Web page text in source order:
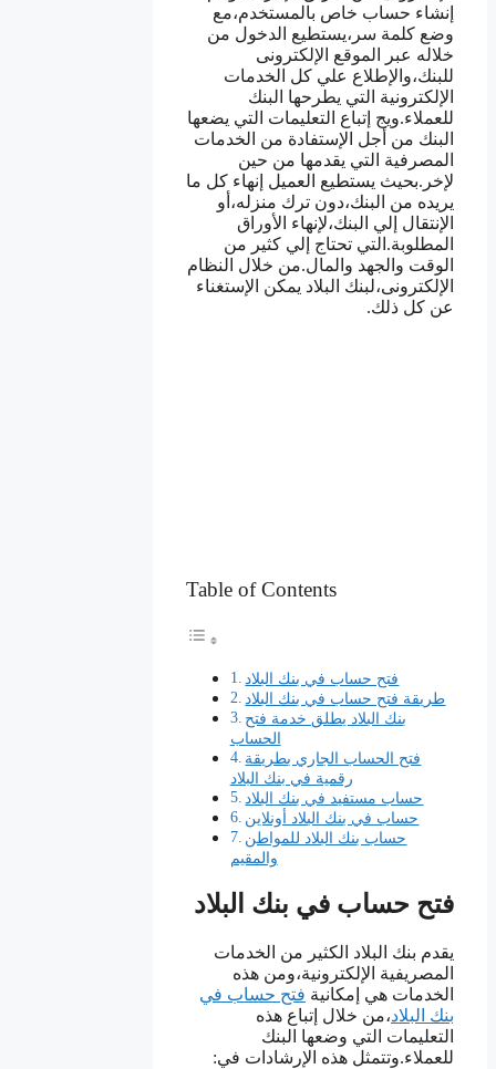
إنشاء حساب خاص بالمستخدم،مع
وضع كلمة سر،يستطيع الدخول من
خلاله عبر الموقع الإلكترونى
للبنك،والإطلاع علي كل الخدمات
الإلكترونية التي يطرحها البنك
للعملاء.ويج إتباع التعليمات التي يضعها
البنك من أجل الإستفادة من الخدمات
المصرفية التي يقدمها من حين
لإخر.بحيث يستطيع العميل إنهاء كل ما
يريده من البنك،دون ترك منزله،أو
الإنتقال إلي البنك،لإنهاء الأوراق
المطلوبة.التي تحتاج إلي كثير من
الوقت والجهد والمال.من خلال النظام
الإلكترونى،لبنك البلاد يمكن الإستغناء
عن كل ذلك.
Table of Contents
فتح حساب في بنك البلاد
طريقة فتح حساب في بنك البلاد
بنك البلاد يطلق خدمة فتح
الحساب
فتح الحساب الجاري بطريقة
رقمية في بنك البلاد
حساب مستفيد في بنك البلاد
حساب في بنك البلاد أونلاين
حساب بنك البلاد للمواطن
والمقيم
فتح حساب في بنك البلاد
يقدم بنك البلاد الكثير من الخدمات
المصريفية الإلكترونية،ومن هذه
الخدمات هي إمكانية فتح حساب في
بنك البلاد،من خلال إتباع هذه
التعليمات التي وضعها البنك
للعملاء.وتتمثل هذه الإرشادات في: